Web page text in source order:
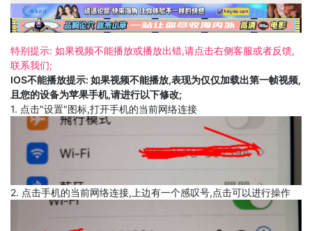
特别提示: 如果视频不能播放或播放出错,请点击右侧客服或者反馈,
联系我们;
IOS不能播放提示: 如果视频不能播放,表现为仅仅加载出第一帧视频,
且您的设备为苹果手机,请进行以下修改;
1. 点击"设置"图标,打开手机的当前网络连接
2. 点击手机的当前网络连接,上边有一个感叹号,点击可以进行操作